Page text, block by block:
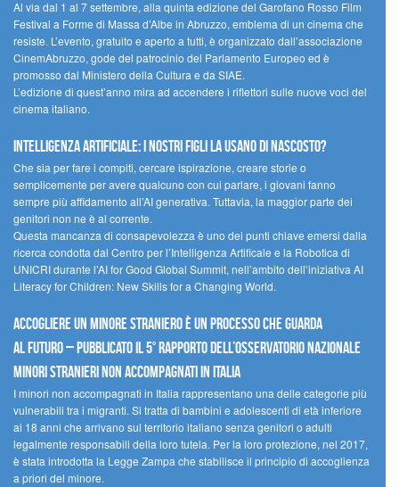
Al via dal 1 al 7 settembre, alla quinta edizione del Garofano Rosso Film
Festival a Forme di Massa d’Albe in Abruzzo, emblema di un cinema che
resiste. L’evento, gratuito e aperto a tutti, è organizzato dall’associazione
CinemAbruzzo, gode del patrocinio del Parlamento Europeo ed è
promosso dal Ministero della Cultura e da SIAE.
L’edizione di quest’anno mira ad accendere i riflettori sulle nuove voci del
cinema italiano.
Intelligenza artificiale: i nostri figli la usano di nascosto?
Che sia per fare i compiti, cercare ispirazione, creare storie o
semplicemente per avere qualcuno con cui parlare, i giovani fanno
sempre più affidamento all’AI generativa. Tuttavia, la maggior parte dei
genitori non ne è al corrente.
Questa mancanza di consapevolezza è uno dei punti chiave emersi dalla
ricerca condotta dal Centro per l’Intelligenza Artificale e la Robotica di
UNICRI durante l’AI for Good Global Summit, nell’ambito dell’iniziativa AI
Literacy for Children: New Skills for a Changing World.
Accogliere un minore straniero è un processo che guarda
al futuro – Pubblicato il 5° rapporto dell’Osservatorio Nazionale
Minori Stranieri Non Accompagnati in Italia
I minori non accompagnati in Italia rappresentano una delle categorie più
vulnerabili tra i migranti. Si tratta di bambini e adolescenti di età inferiore
ai 18 anni che arrivano sul territorio italiano senza genitori o adulti
legalmente responsabili della loro tutela. Per la loro protezione, nel 2017,
è stata introdotta la Legge Zampa che stabilisce il principio di accoglienza
a priori del minore.